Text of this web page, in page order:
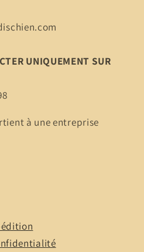
UNIQUEMENT SUR
à une entreprise